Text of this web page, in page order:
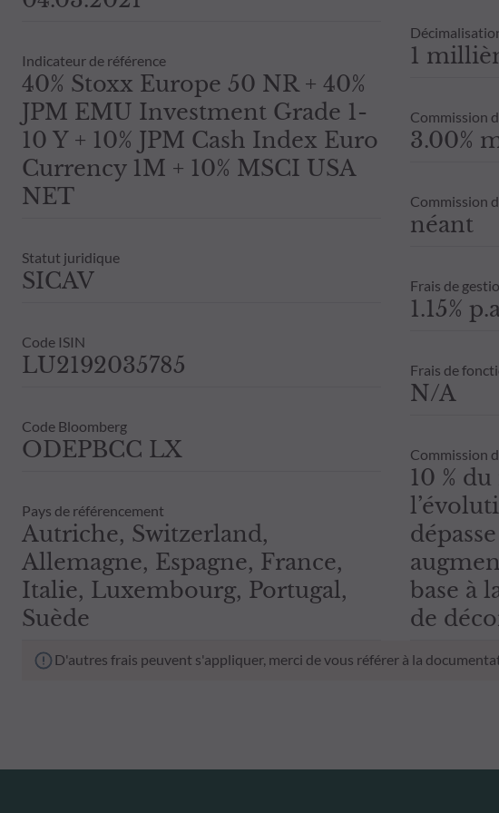
Indicateur de référence
40% Stoxx Europe 50 NR + 40%
JPM EMU Investment Grade 1-
10 Y + 10% JPM Cash Index Euro
Currency 1M + 10% MSCI USA
NET
Statut juridique
SICAV
Code ISIN
LU2192035785
Code Bloomberg
ODEPBCC LX
Pays de référencement
Autriche, Switzerland,
Allemagne, Espagne, France,
Italie, Luxembourg, Portugal,
Suède
1
Commission
3.00%
Commission
néant
Frais de
1.15%
Frais de
N/A
Commission
10 %
base à
de
D'autres frais peuvent s'appliquer, merci de vous référer à la